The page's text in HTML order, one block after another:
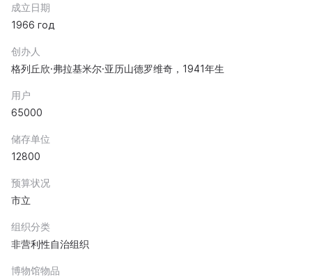
成立日期
1966 год
创办人
格列丘欣·弗拉基米尔·亚历山德罗维奇，1941年生
用户
65000
储存单位
12800
预算状况
市立
组织分类
非营利性自治组织
博物馆物品